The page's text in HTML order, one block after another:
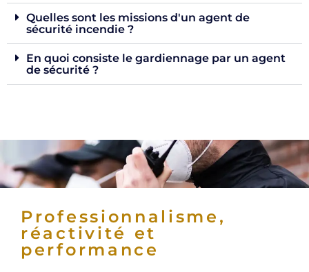
Quelles sont les missions d'un agent de
sécurité incendie ?
En quoi consiste le gardiennage par un agent
de sécurité ?
Professionnalisme,
réactivité et
performance